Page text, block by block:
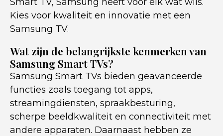
Kies voor kwaliteit en innovatie met een
Samsung TV.
Wat zijn de belangrijkste kenmerken van
Samsung Smart TVs?
Samsung Smart TVs bieden geavanceerde
functies zoals toegang tot apps,
streamingdiensten, spraakbesturing,
scherpe beeldkwaliteit en connectiviteit met
andere apparaten. Daarnaast hebben ze